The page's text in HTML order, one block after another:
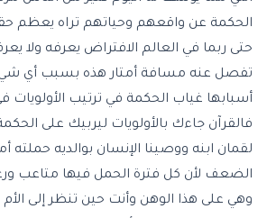
الحكمة عن واقعهم وحياتهم تراه يعظم
حتى ربما في العالم الافتراض يعرفه ولا
تفصل عنه مسافة أمتار هذه بسبب أي
أسبابها غياب الحكمة في ترتيب الأولويات
فالقرآن جاءك بالأولويات ليربيك على
لقمان ابنه ووصينا الإنسان بوالديه حملته
الضعف لأن كل فترة الحمل فيها متاعب
وهي على هذا الوهن وأنت حين تنظر إلى